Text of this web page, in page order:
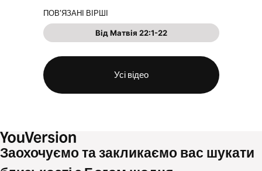
ПОВ’ЯЗАНІ ВІРШІ
Вiд Матвiя 22:1-22
Усі відео
Заохочуємо та закликаємо вас шукати